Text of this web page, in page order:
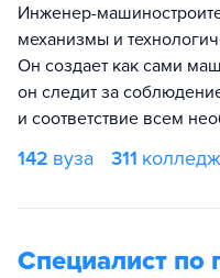
Инженер-
механизмы и
Он создает как сами
он следит за
и соответствие всем
142 вуза 311
Специалист по